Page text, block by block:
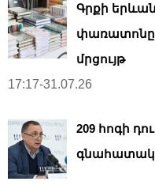
Գրքի
փառատոնը
մրցույթ
17:17-31.07.26
209 հոգի